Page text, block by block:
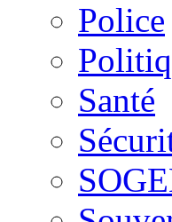
Police
Santé